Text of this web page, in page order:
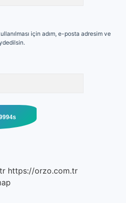
için adım, e-posta adresim ve
https://orzo.com.tr